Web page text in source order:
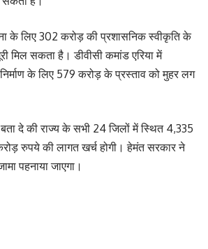
के लिए 302 करोड़ की प्रशासनिक स्वीकृति के
मिल सकता है। डीवीसी कमांड एरिया में
के लिए 579 करोड़ के प्रस्ताव को मुहर लग
दे की राज्य के सभी 24 जिलों में स्थित 4,335
रुपये की लागत खर्च होगी। हेमंत सरकार ने
पहनाया जाएगा।